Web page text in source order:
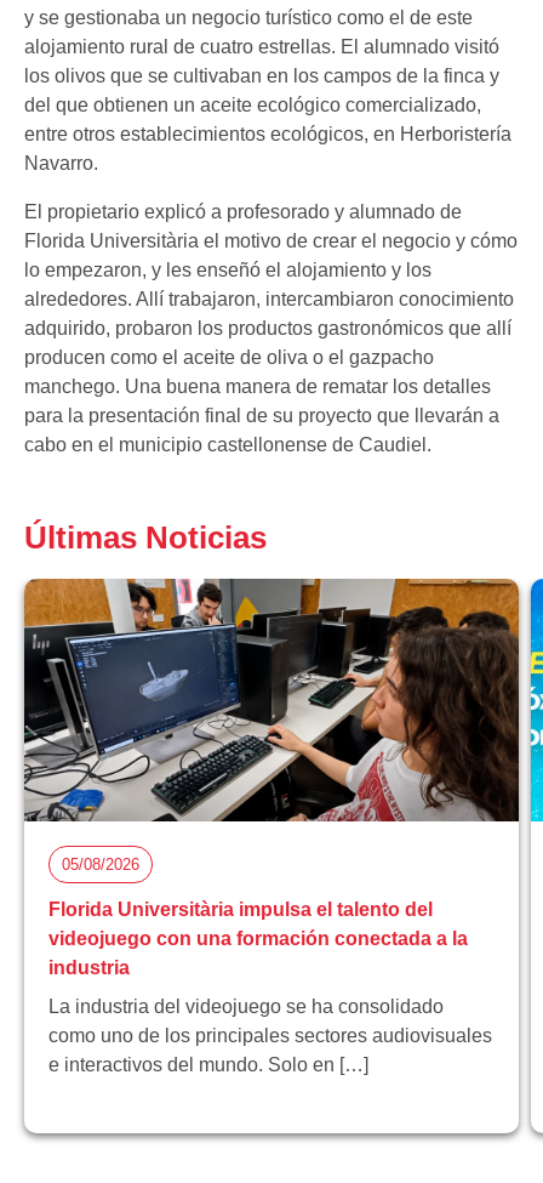
y se gestionaba un negocio turístico como el de este
alojamiento rural de cuatro estrellas. El alumnado visitó
los olivos que se cultivaban en los campos de la finca y
del que obtienen un aceite ecológico comercializado,
entre otros establecimientos ecológicos, en Herboristería
Navarro.
El propietario explicó a profesorado y alumnado de
Florida Universitària el motivo de crear el negocio y cómo
lo empezaron, y les enseñó el alojamiento y los
alrededores. Allí trabajaron, intercambiaron conocimiento
adquirido, probaron los productos gastronómicos que allí
producen como el aceite de oliva o el gazpacho
manchego. Una buena manera de rematar los detalles
para la presentación final de su proyecto que llevarán a
cabo en el municipio castellonense de Caudiel.
Últimas Noticias
05/08/2026
Florida Universitària impulsa el talento del
videojuego con una formación conectada a la
industria
La industria del videojuego se ha consolidado
como uno de los principales sectores audiovisuales
e interactivos del mundo. Solo en […]